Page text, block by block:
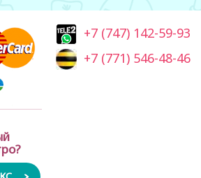
+7 (747) 142-59-93
+7 (771) 546-48-46